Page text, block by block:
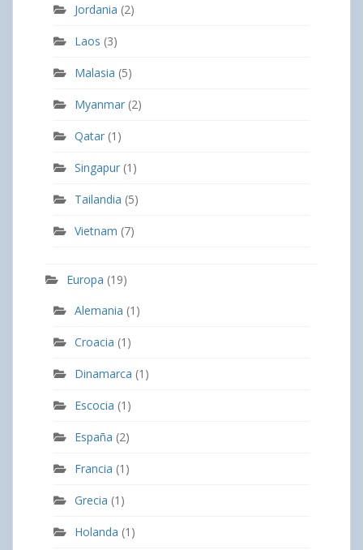
Jordania (2)
Laos (3)
Malasia (5)
Myanmar (2)
Qatar (1)
Singapur (1)
Tailandia (5)
Vietnam (7)
Europa (19)
Alemania (1)
Croacia (1)
Dinamarca (1)
Escocia (1)
España (2)
Francia (1)
Grecia (1)
Holanda (1)